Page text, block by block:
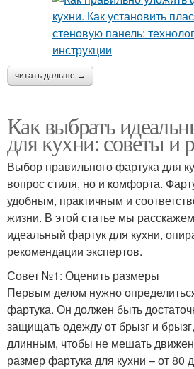
читать дальше →
Как выбрать
для кухни: советы и
Выбор правильного фартука для
вопрос стиля, но и комфорта.
удобным, практичным и
жизни. В этой статье мы
идеальный фартук для кухни,
рекомендации экспертов.
Совет №1: Оценить размеры
Первым делом нужно
фартука. Он должен быть
защищать одежду от брызг и
длинным, чтобы не мешать
размер фартука для кухни – от 80